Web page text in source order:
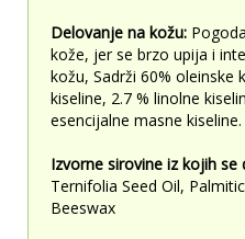
Delovanje na kožu:
kože, jer se brzo upija i
kožu, Sadrži 60% oleinske
kiseline, 2.7 % linolne
esencijalne masne kiseline.
Izvorne sirovine iz kojih se
Ternifolia Seed Oil,
Beeswax